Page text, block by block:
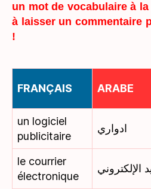
un mot de vocabulaire à
à laisser un commentaire
!
FRANÇAIS ARABE
un logiciel
publicitaire
ادواري
le courrier
électronique
الإلكتروني